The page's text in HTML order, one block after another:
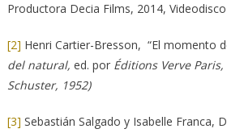
Productora Decia Films, 2014,
[2] Henri Cartier-Bresson, “El momento
del natural, ed. porÉditions Verve Paris,
Schuster, 1952)
[3] Sebastián Salgado y Isabelle Franca,